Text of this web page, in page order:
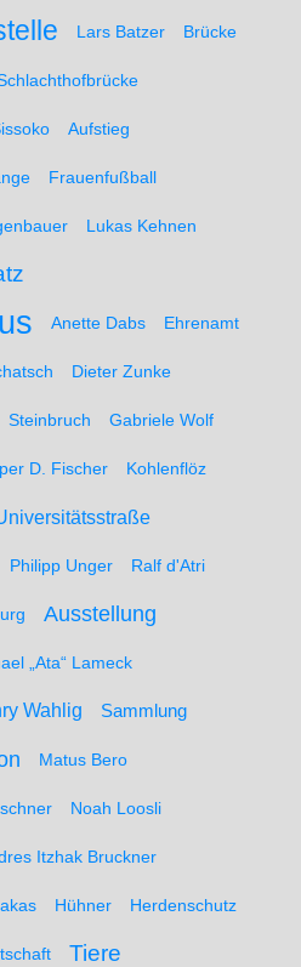
Lars Batzer Brücke
Aufstieg
Frauenfußball
Lukas Kehnen
Anette Dabs Ehrenamt
Dieter Zunke
Steinbruch Gabriele Wolf
D. Fischer Kohlenflöz
Philipp Unger Ralf d'Atri
Ausstellung
„Ata“ Lameck
Wahlig Sammlung
Matus Bero
Noah Loosli
Itzhak Bruckner
Hühner Herdenschutz
Tiere